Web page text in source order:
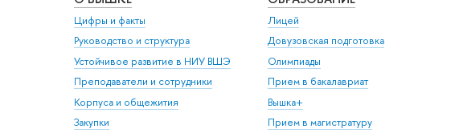
Цифры и факты
Руководство и структура
Устойчивое развитие в НИУ ВШЭ
Преподаватели и сотрудники
Корпуса и общежития
Закупки
Лицей
Довузовская подготовка
Олимпиады
Прием в бакалавриат
Вышка+
Прием в магистратуру